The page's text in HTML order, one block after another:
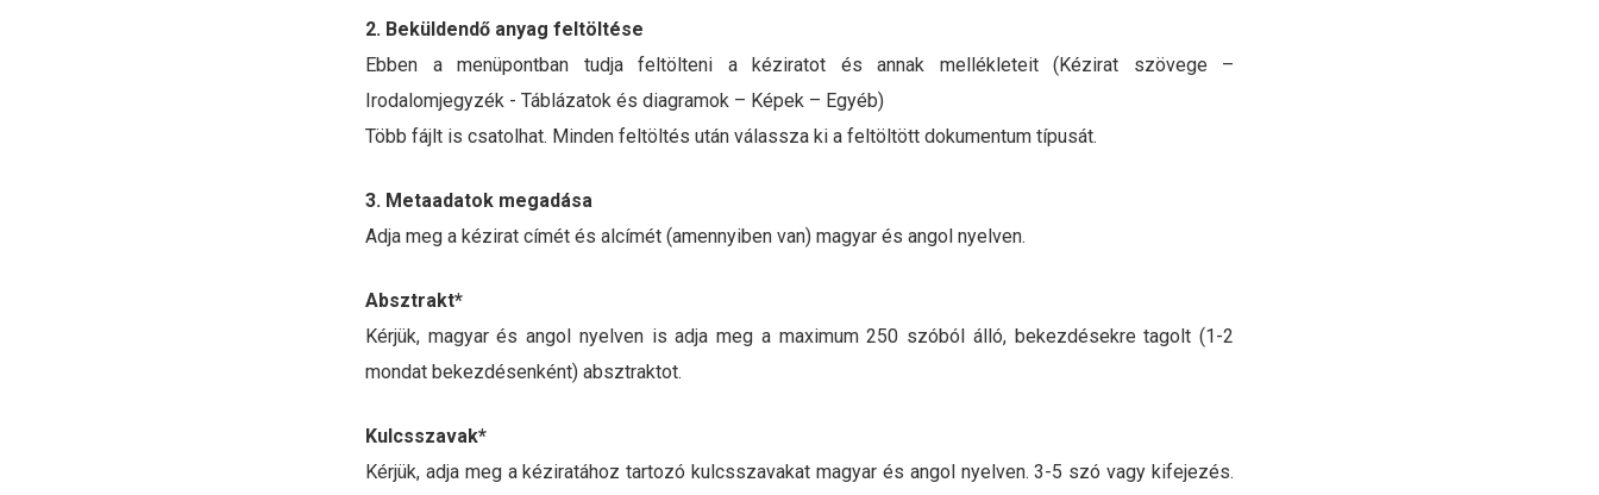
2. Beküldendő anyag feltöltése
Ebben a menüpontban tudja feltölteni a kéziratot és annak mellékleteit (Kézirat szövege –
Irodalomjegyzék - Táblázatok és diagramok – Képek – Egyéb)
Több fájlt is csatolhat. Minden feltöltés után válassza ki a feltöltött dokumentum típusát.
3. Metaadatok megadása
Adja meg a kézirat címét és alcímét (amennyiben van) magyar és angol nyelven.
Absztrakt*
Kérjük, magyar és angol nyelven is adja meg a maximum 250 szóból álló, bekezdésekre tagolt (1-2
mondat bekezdésenként) absztraktot.
Kulcsszavak*
Kérjük, adja meg a kéziratához tartozó kulcsszavakat magyar és angol nyelven. 3-5 szó vagy kifejezés.